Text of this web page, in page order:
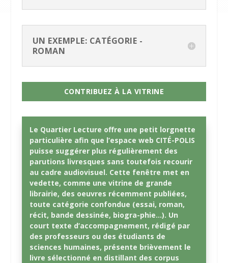
UN EXEMPLE: CATÉGORIE -
ROMAN
CONTRIBUEZ À LA VITRINE
Le Quartier Lecture offre une petit lorgnette
particulière afin que l’espace web CITÉ-POLIS
puisse suggérer plus régulièrement des
parutions livresques sans toutefois recourir
au cadre audiovisuel. Cette fenêtre met en
vedette, comme une vitrine de grande
librairie, des oeuvres récemment publiées,
toute catégorie confondue (essai, roman,
récit, bande dessinée, biogra-phie…). Un
court texte d’accompagnement, rédigé par
des professeurs ou des étudiants de
sciences humaines, présente brièvement le
livre sélectionné en distillant des corpus